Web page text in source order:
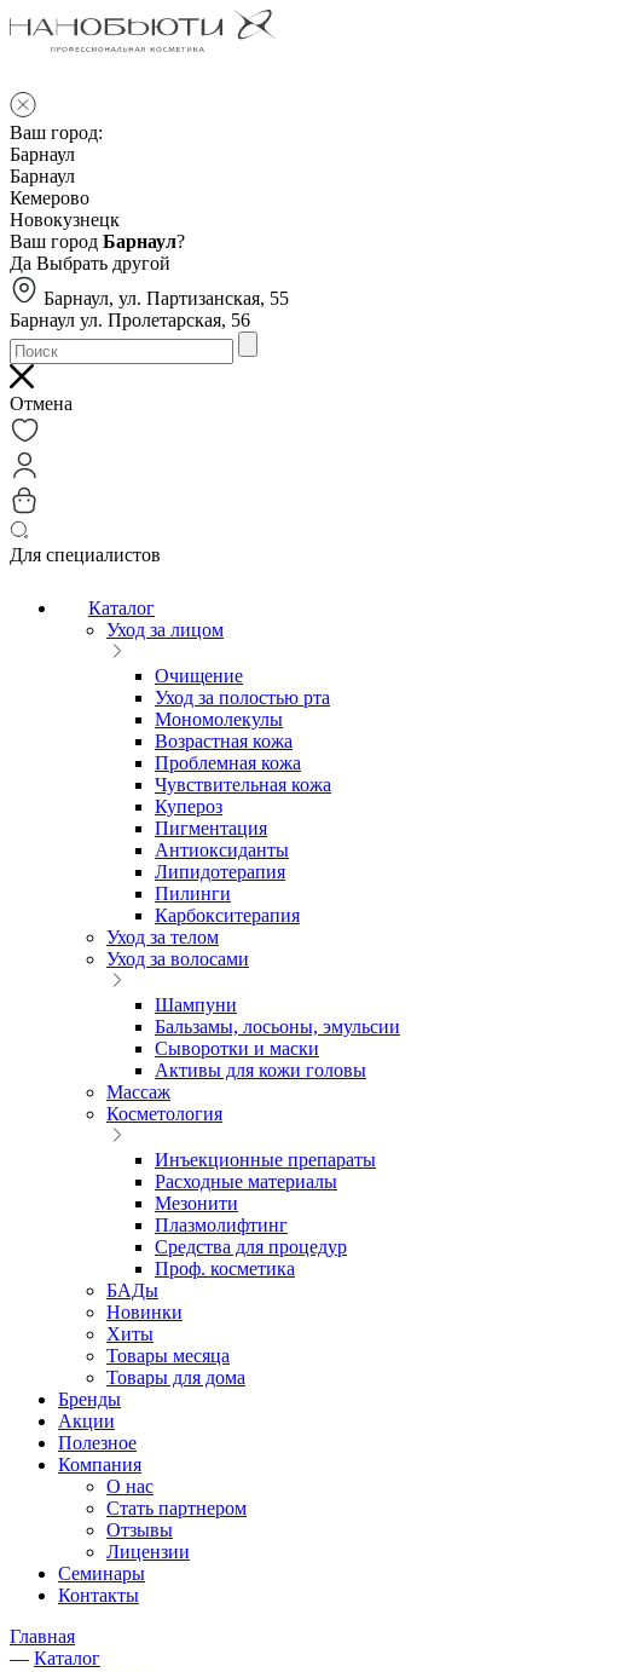
Ваш город:
Барнаул
Барнаул
Кемерово
Новокузнецк
Ваш город Барнаул?
Да Выбрать другой
Барнаул, ул. Партизанская, 55
Барнаул ул. Пролетарская, 56
Отмена
Для специалистов
Каталог
Уход за лицом
Очищение
Уход за полостью рта
Мономолекулы
Возрастная кожа
Проблемная кожа
Чувствительная кожа
Купероз
Пигментация
Антиоксиданты
Липидотерапия
Пилинги
Карбокситерапия
Уход за телом
Уход за волосами
Шампуни
Бальзамы, лосьоны, эмульсии
Сыворотки и маски
Активы для кожи головы
Массаж
Косметология
Инъекционные препараты
Расходные материалы
Мезонити
Плазмолифтинг
Средства для процедур
Проф. косметика
БАДы
Новинки
Хиты
Товары месяца
Товары для дома
Бренды
Акции
Полезное
Компания
О нас
Стать партнером
Отзывы
Лицензии
Семинары
Контакты
Главная
— Каталог